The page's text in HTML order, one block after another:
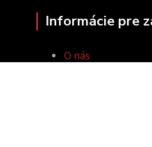
Informácie pre
O nás